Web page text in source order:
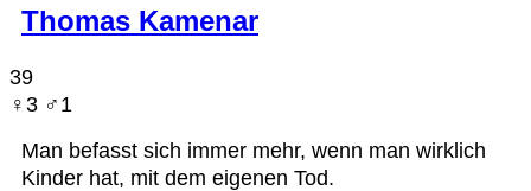
Thomas Kamenar
39
♀︎3 ♂︎1
Man befasst sich immer mehr, wenn man wirklich
Kinder hat, mit dem eigenen Tod.